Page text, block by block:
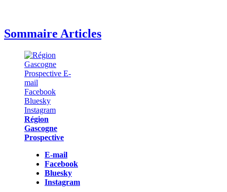
Sommaire Articles
Région
Gascogne
Prospective
E-mail
Facebook
Bluesky
Instagram